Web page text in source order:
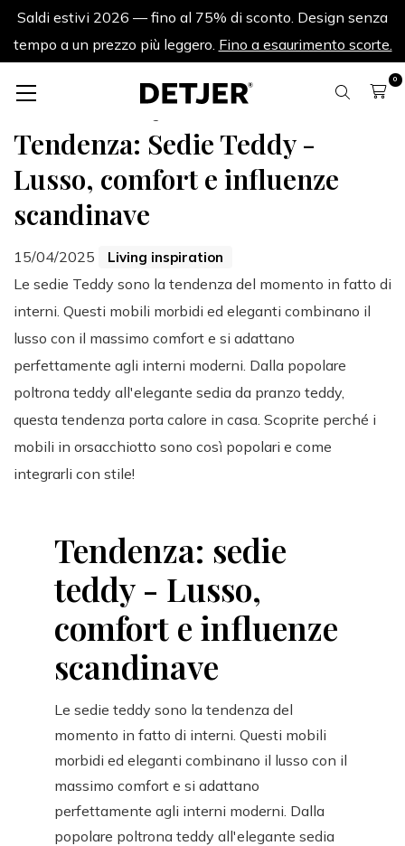
Saldi estivi 2026 — fino al 75% di sconto. Design senza
tempo a un prezzo più leggero. Fino a esaurimento scorte.
0
Tendenza: Sedie Teddy -
Lusso, comfort e influenze
scandinave
15/04/2025 Living inspiration
Le sedie Teddy sono la tendenza del momento in fatto di
interni. Questi mobili morbidi ed eleganti combinano il
lusso con il massimo comfort e si adattano
perfettamente agli interni moderni. Dalla popolare
poltrona teddy all'elegante sedia da pranzo teddy,
questa tendenza porta calore in casa. Scoprite perché i
mobili in orsacchiotto sono così popolari e come
integrarli con stile!
Tendenza: sedie
teddy - Lusso,
comfort e influenze
scandinave
Le sedie teddy sono la tendenza del
momento in fatto di interni. Questi mobili
morbidi ed eleganti combinano il lusso con il
massimo comfort e si adattano
perfettamente agli interni moderni. Dalla
popolare poltrona teddy all'elegante sedia